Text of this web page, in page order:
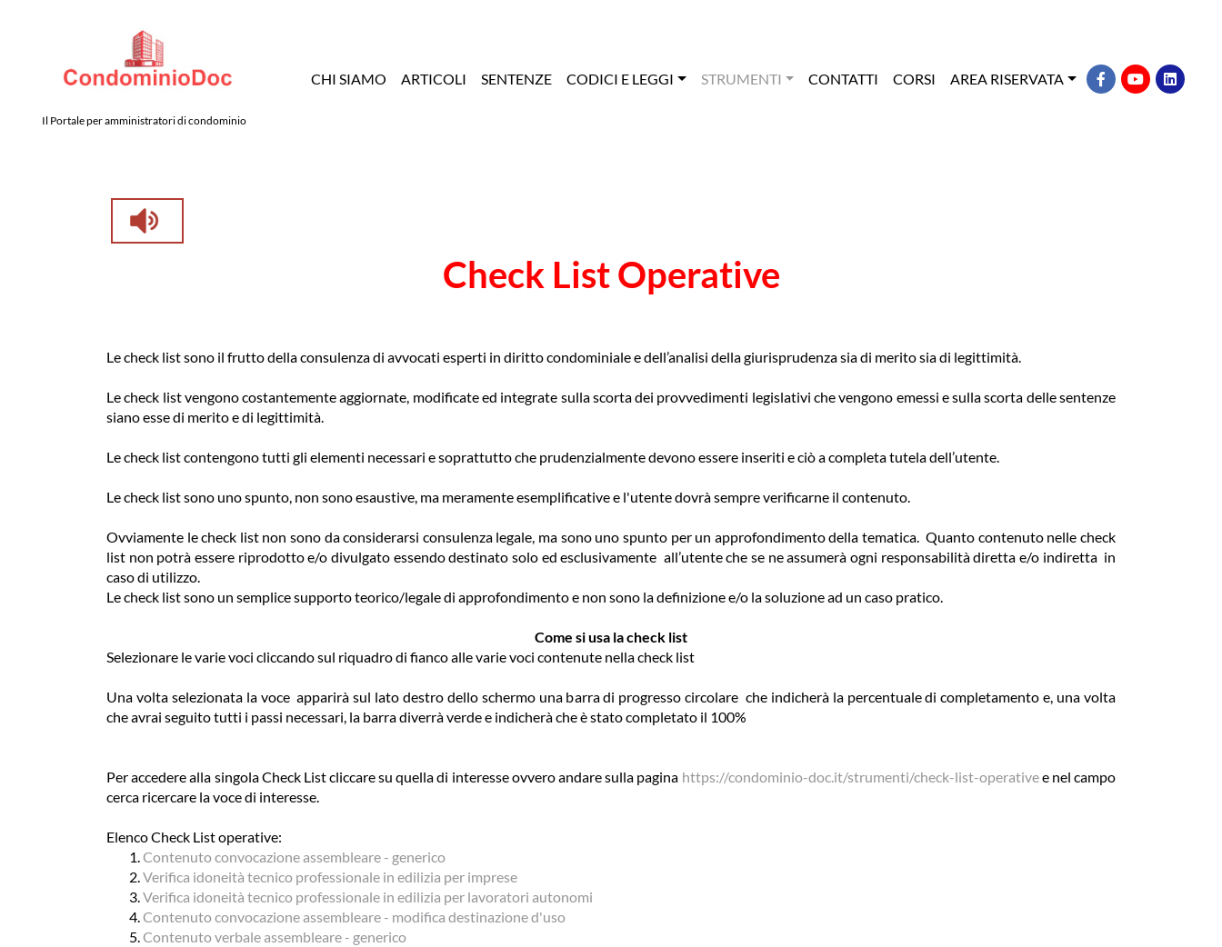
Il Portale per amministratori di condominio
CHI SIAMO ARTICOLI SENTENZE CODICI E LEGGI STRUMENTI CONTATTI CORSI AREA RISERVATA
Check List Operative
Le check list sono il frutto della consulenza di avvocati esperti in diritto condominiale e dell’analisi della giurisprudenza sia di merito sia di legittimità.
Le check list vengono costantemente aggiornate, modificate ed integrate sulla scorta dei provvedimenti legislativi che vengono emessi e sulla scorta delle sentenze
siano esse di merito e di legittimità.
Le check list contengono tutti gli elementi necessari e soprattutto che prudenzialmente devono essere inseriti e ciò a completa tutela dell’utente.
Le check list sono uno spunto, non sono esaustive, ma meramente esemplificative e l'utente dovrà sempre verificarne il contenuto.
Ovviamente le check list non sono da considerarsi consulenza legale, ma sono uno spunto per un approfondimento della tematica. Quanto contenuto nelle check
list non potrà essere riprodotto e/o divulgato essendo destinato solo ed esclusivamente all’utente che se ne assumerà ogni responsabilità diretta e/o indiretta in
caso di utilizzo.
Le check list sono un semplice supporto teorico/legale di approfondimento e non sono la definizione e/o la soluzione ad un caso pratico.
Come si usa la check list
Selezionare le varie voci cliccando sul riquadro di fianco alle varie voci contenute nella check list
Una volta selezionata la voce apparirà sul lato destro dello schermo una barra di progresso circolare che indicherà la percentuale di completamento e, una volta
che avrai seguito tutti i passi necessari, la barra diverrà verde e indicherà che è stato completato il 100%
Per accedere alla singola Check List cliccare su quella di interesse ovvero andare sulla pagina https://condominio-doc.it/strumenti/check-list-operativee nel campo
cerca ricercare la voce di interesse.
Elenco Check List operative:
Contenuto convocazione assembleare - generico
Verifica idoneità tecnico professionale in edilizia per imprese
Verifica idoneità tecnico professionale in edilizia per lavoratori autonomi
Contenuto convocazione assembleare - modifica destinazione d'uso
Contenuto verbale assembleare - generico